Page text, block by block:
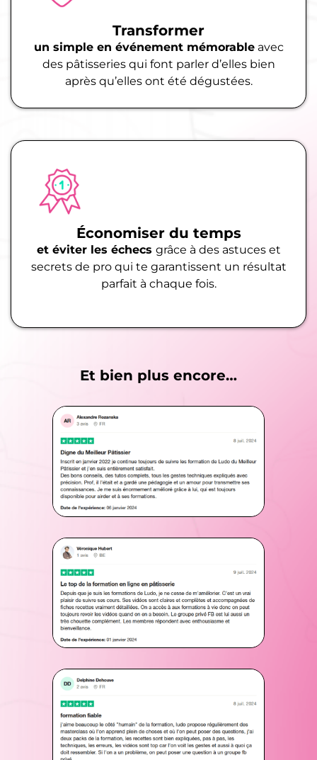
Transformer
un simple en événement mémorableavec
des pâtisseries qui font parler d’elles bien
après qu’elles ont été dégustées.
Économiser du temps
et éviter les échecs grâce à des astuces et
secrets de pro qui te garantissent un résultat
parfait à chaque fois.
Et bien plus encore…